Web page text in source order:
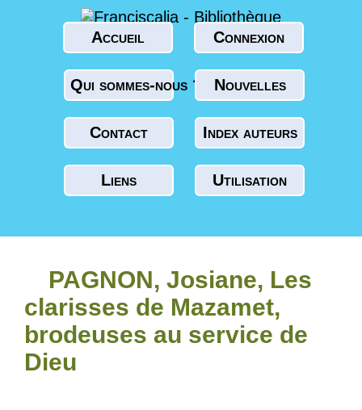
Accueil Connexion
Qui sommes-nous ? Nouvelles
Contact Index auteurs
Liens Utilisation
PAGNON, Josiane, Les
clarisses de Mazamet,
brodeuses au service de
Dieu